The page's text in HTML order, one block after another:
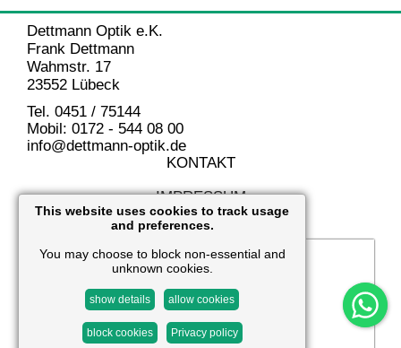
This website uses cookies to track usage
and preferences.
You may choose to block non-essential and
unknown cookies.
show details allow cookies
block cookies Privacy policy
Dettmann Optik e.K.
Frank Dettmann
Wahmstr. 17
23552 Lübeck
Tel. 0451 / 75144
Mobil: 0172 - 544 08 00
info@dettmann-optik.de
KONTAKT
IMPRESSUM
DATENSCHUTZ